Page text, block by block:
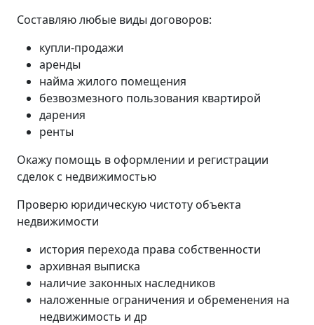
Составляю любые виды договоров:
купли-продажи
аренды
найма жилого помещения
безвозмезного пользования квартирой
дарения
ренты
Окажу помощь в оформлении и регистрации
сделок с недвижимостью
Проверю юридическую чистоту объекта
недвижимости
история перехода права собственности
архивная выписка
наличие законных наследников
наложенные ограничения и обременения на
недвижимость и др